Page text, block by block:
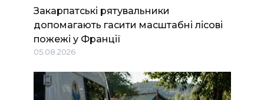
Закарпатські рятувальники
допомагають гасити масштабні лісові
пожежі у Франції
05.08.2026